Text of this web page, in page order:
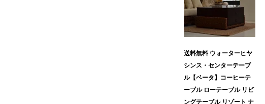
送料無料 ウォーターヒヤ
シンス・センターテーブ
ル【ベータ】コーヒーテ
ーブル ローテーブル リビ
ングテーブル リゾート ナ